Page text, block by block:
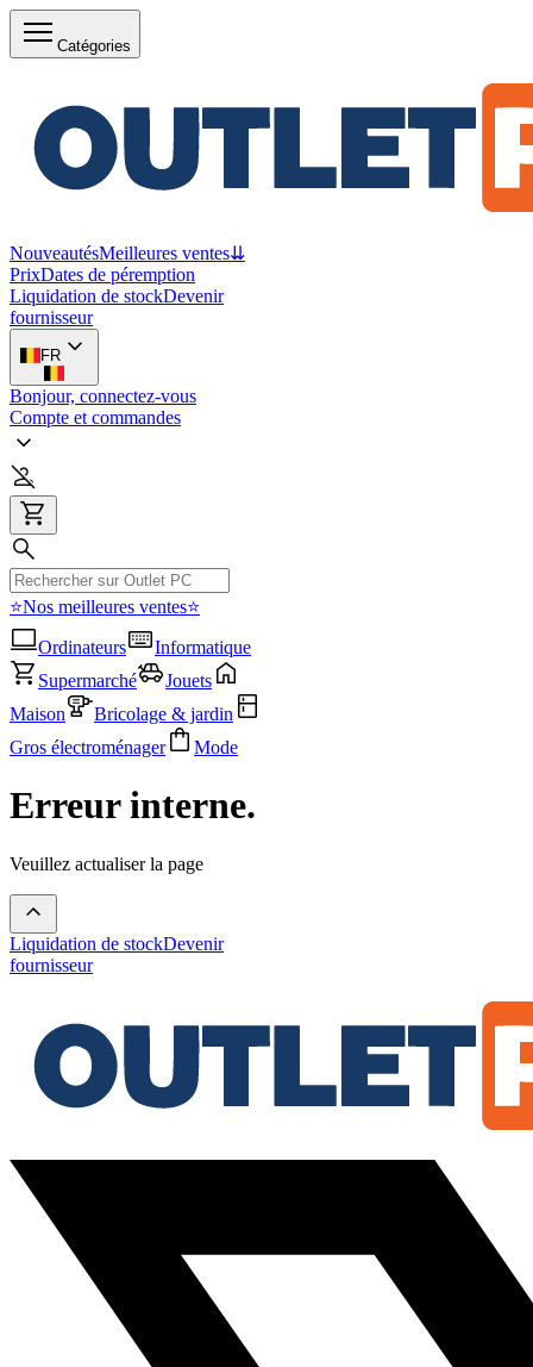
Catégories
NouveautésMeilleures ventes⇊
PrixDates de péremption
Liquidation de stockDevenir
fournisseur
FR
Bonjour, connectez-vous
Compte et commandes
⭐Nos meilleures ventes⭐
Ordinateurs
Informatique
Supermarché
Jouets
Maison
Bricolage & jardin
Gros électroménager
Mode
Erreur interne.
Veuillez actualiser la page
Liquidation de stockDevenir
fournisseur